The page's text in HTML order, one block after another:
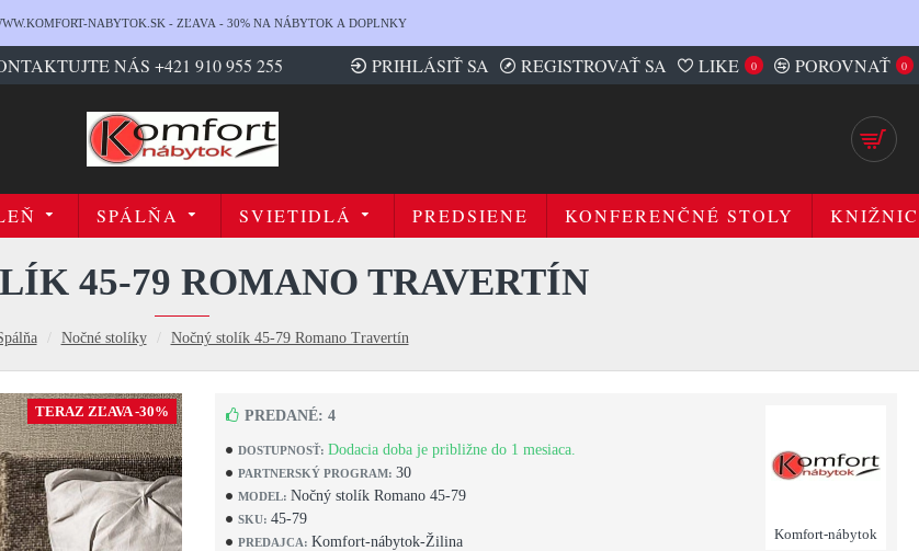
NABYTOK.SK - ZĽAVA - 30% NA NÁBYTOK A DOPLNKY
NÁS +421 910 955 255 PRIHLÁSIŤ SA REGISTROVAŤ SA LIKE 0 POROVNAŤ 0
SPÁLŇA SVIETIDLÁ PREDSIENE KONFERENČNÉ STOLY
Nočné stolíky Nočný stolík 45-79 Romano Travertín
45-79 ROMANO TRAVERTÍN
TERAZ ZĽAVA -30%
DOSTUPNOSŤ: Dodacia doba je približne do 1 mesiaca.
PARTNERSKÝ PROGRAM: 30
MODEL: Nočný stolík Romano 45-79
SKU: 45-79
PREDAJCA: Komfort-nábytok-Žilina Komfort-nábytok
PREDANÉ: 4